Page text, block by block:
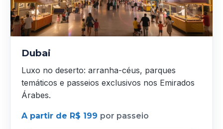
Dubai
Luxo no deserto: arranha-céus, parques
temáticos e passeios exclusivos nos Emirados
Árabes.
A partir de R$ 199 por passeio